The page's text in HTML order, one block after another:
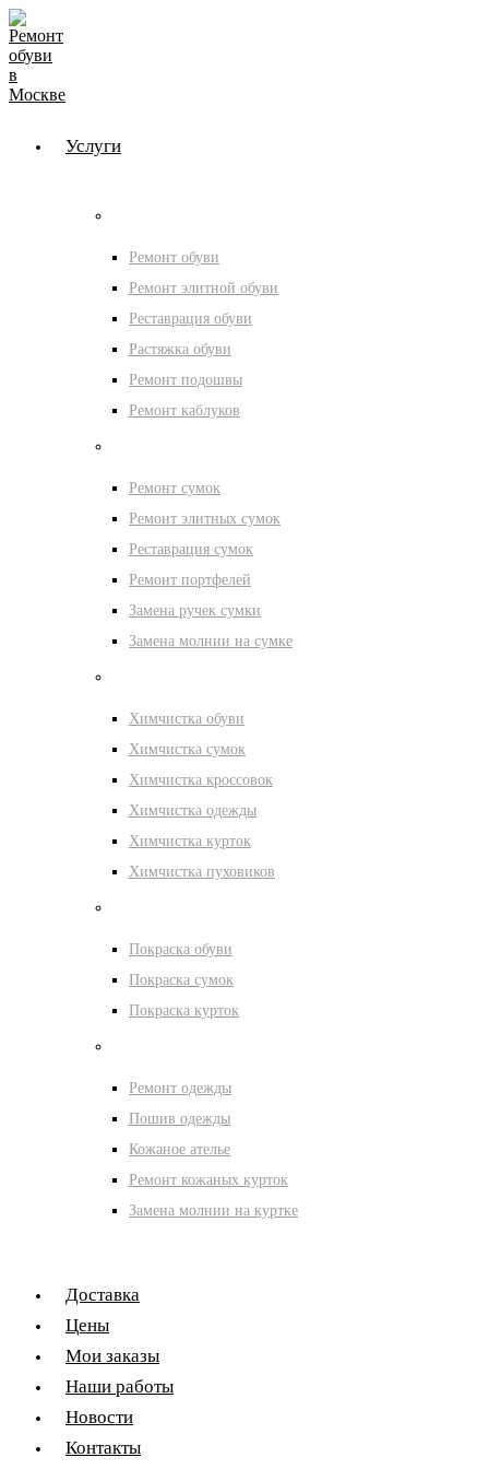
Услуги
Ремонт обуви
Ремонт элитной обуви
Реставрация обуви
Растяжка обуви
Ремонт подошвы
Ремонт каблуков
Ремонт сумок
Ремонт элитных сумок
Реставрация сумок
Ремонт портфелей
Замена ручек сумки
Замена молнии на сумке
Химчистка обуви
Химчистка сумок
Химчистка кроссовок
Химчистка одежды
Химчистка курток
Химчистка пуховиков
Покраска обуви
Покраска сумок
Покраска курток
Ремонт одежды
Пошив одежды
Кожаное ателье
Ремонт кожаных курток
Замена молнии на куртке
Доставка
Цены
Мои заказы
Наши работы
Новости
Контакты